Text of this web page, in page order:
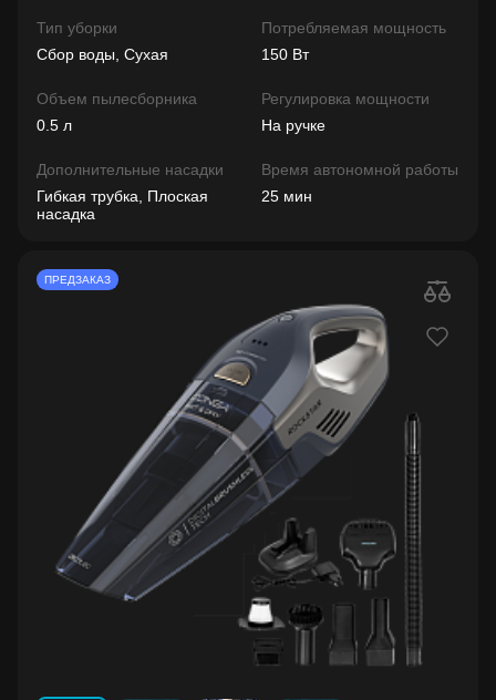
Тип уборки
Сбор воды, Сухая
Потребляемая мощность
150 Вт
Объем пылесборника
0.5 л
Регулировка мощности
На ручке
Дополнительные насадки
Гибкая трубка, Плоская
насадка
Время автономной работы
25 мин
ПРЕДЗАКАЗ